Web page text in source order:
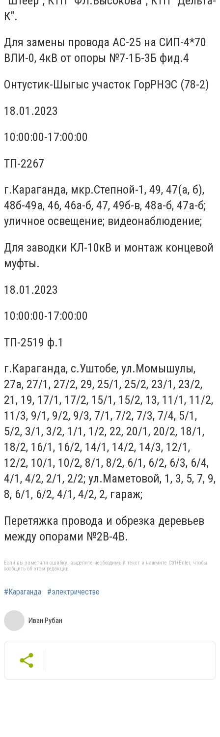
К".
Для замены провода АС-25 на СИП-4*70
ВЛИ-0, 4кВ от опоры №7-1Б-3Б фид.4
Онтустик-Шыгыс участок ГорРНЭС (78-2)
18.01.2023
10:00:00-17:00:00
ТП-2267
г.Караганда, мкр.Степной-1, 49, 47(а, б),
48б-49а, 46, 46а-б, 47, 49б-в, 48а-б, 47а-б;
уличное освещение; видеонаблюдение;
Для заводки КЛ-10кВ и монтаж концевой
муфты.
18.01.2023
10:00:00-17:00:00
ТП-2519 ф.1
г.Караганда, с.Уштобе, ул.Момышулы,
27а, 27/1, 27/2, 29, 25/1, 25/2, 23/1, 23/2,
21, 19, 17/1, 17/2, 15/1, 15/2, 13, 11/1, 11/2,
11/3, 9/1, 9/2, 9/3, 7/1, 7/2, 7/3, 7/4, 5/1,
5/2, 3/1, 3/2, 1/1, 1/2, 22, 20/1, 20/2, 18/1,
18/2, 16/1, 16/2, 14/1, 14/2, 14/3, 12/1,
12/2, 10/1, 10/2, 8/1, 8/2, 6/1, 6/2, 6/3, 6/4,
4/1, 4/2, 2/1, 2/2; ул.Маметовой, 1, 3, 5, 7, 9,
8, 6/1, 6/2, 4/1, 4/2, 2, гараж;
Перетяжка провода и обрезка деревьев
между опорами №2В-4В.
Если вы заметили ошибку, выделите необходимый текст и нажмите Ctrl+Enter, чтобы
сообщить об этом редакции
#Караганда #электричество
Иван Рубан